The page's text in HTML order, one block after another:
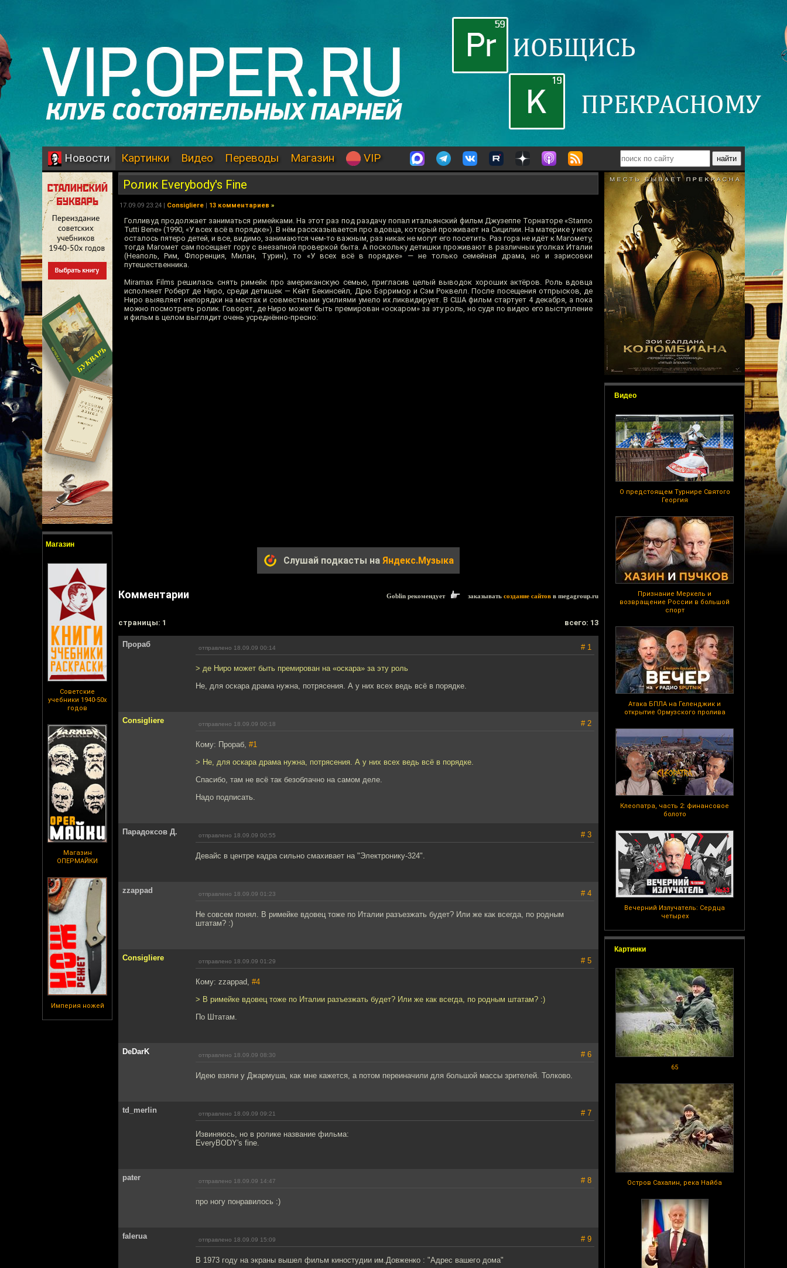
Новости Картинки Видео Переводы Магазин VIP
Магазин
Советские
учебники 1940-50х
годов
Магазин
ОПЕРМАЙКИ
Империя ножей
Видео
О предстоящем Турнире Святого
Георгия
Признание Меркель и
возвращение России в большой
спорт
Атака БПЛА на Геленджик и
открытие Ормузского пролива
Клеопатра, часть 2: финансовое
болото
Вечерний Излучатель: Сердца
четырех
Картинки
65
Остров Сахалин, река Найба
Ролик Everybody's Fine
17.09.09 23:24 | Consigliere | 13 комментариев »
Голливуд продолжает заниматься римейками. На этот раз под раздачу попал итальянский фильм Джузеппе Торнаторе «Stanno
Tutti Bene» (1990, «У всех всё в порядке»). В нём рассказывается про вдовца, который проживает на Сицилии. На материке у него
осталось пятеро детей, и все, видимо, занимаются чем-то важным, раз никак не могут его посетить. Раз гора не идёт к Магомету,
тогда Магомет сам посещает гору с внезапной проверкой быта. А поскольку детишки проживают в различных уголках Италии
(Неаполь, Рим, Флоренция, Милан, Турин), то «У всех всё в порядке» — не только семейная драма, но и зарисовки
путешественника.
Miramax Films решилась снять римейк про американскую семью, пригласив целый выводок хороших актёров. Роль вдовца
исполняет Роберт де Ниро, среди детишек — Кейт Бекинсейл, Дрю Бэрримор и Сэм Роквелл. После посещения отпрысков, де
Ниро выявляет непорядки на местах и совместными усилиями умело их ликвидирует. В США фильм стартует 4 декабря, а пока
можно посмотреть ролик. Говорят, де Ниро может быть премирован «оскаром» за эту роль, но судя по видео его выступление
и фильм в целом выглядит очень усреднённо-пресно:
Слушай подкасты на Яндекс.Музыка
Комментарии Goblin рекомендует заказывать создание сайтов в megagroup.ru
cтраницы: 1 всего: 13
Прораб отправлено 18.09.09 00:14 # 1
> де Ниро может быть премирован на «оскара» за эту роль
Не, для оскара драма нужна, потрясения. А у них всех ведь всё в порядке.
Consigliere отправлено 18.09.09 00:18 # 2
Кому: Прораб, #1
> Не, для оскара драма нужна, потрясения. А у них всех ведь всё в порядке.
Спасибо, там не всё так безоблачно на самом деле.
Надо подписать.
Парадоксов Д. отправлено 18.09.09 00:55 # 3
Девайс в центре кадра сильно смахивает на "Электронику-324".
zzappad отправлено 18.09.09 01:23 # 4
Не совсем понял. В римейке вдовец тоже по Италии разъезжать будет? Или же как всегда, по родным
штатам? :)
Consigliere отправлено 18.09.09 01:29 # 5
Кому: zzappad, #4
> В римейке вдовец тоже по Италии разъезжать будет? Или же как всегда, по родным штатам? :)
По Штатам.
DeDarK отправлено 18.09.09 08:30 # 6
Идею взяли у Джармуша, как мне кажется, а потом переиначили для большой массы зрителей. Толково.
td_merlin отправлено 18.09.09 09:21 # 7
Извиняюсь, но в ролике название фильма:
EveryBODY's fine.
pater отправлено 18.09.09 14:47 # 8
про ногу понравилось :)
falerua отправлено 18.09.09 15:09 # 9
В 1973 году на экраны вышел фильм киностудии им.Довженко : "Адрес вашего дома"